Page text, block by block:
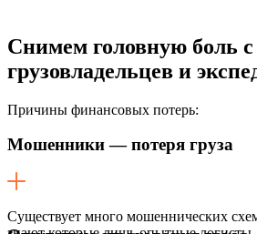
Снимем головную боль с
грузовладельцев и
Причины финансовых потерь:
Мошенники — потеря груза
Существует много мошеннических